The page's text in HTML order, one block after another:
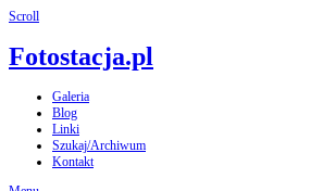
Scroll
Fotostacja.pl
Galeria
Blog
Linki
Szukaj/Archiwum
Kontakt